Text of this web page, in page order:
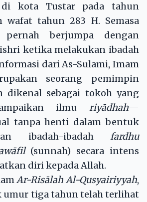
kota Tustar pada tahun
wafat tahun 283 H. Semasa
berjumpa dengan
ketika melakukan ibadah
dari As-Sulami, Imam
seorang pemimpin
dikenal sebagai tokoh yang
ilmu riyādhah—
tanpa henti dalam bentuk
ibadah-ibadah fardhu
(sunnah) secara intens
diri kepada Allah.
Ar-Risālah Al-Qusyairiyyah,
umur tiga tahun telah terlihat